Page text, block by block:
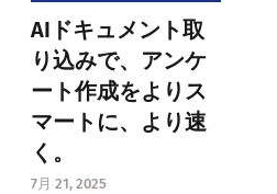
AIドキュメント取
り込みで、アンケ
ート作成をよりス
マートに、より速
く。
7月 21, 2025